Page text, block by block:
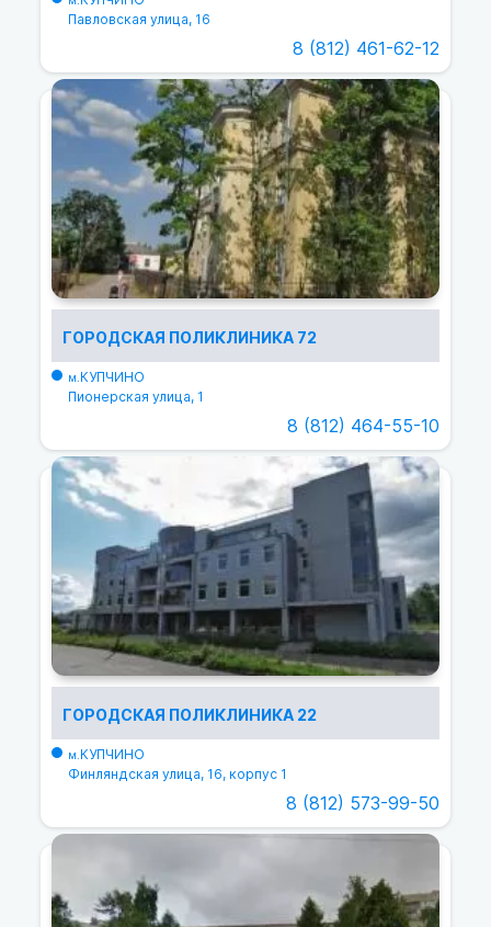
Павловская улица, 16
8 (812) 461-62-12
ГОРОДСКАЯ ПОЛИКЛИНИКА 72
м.КУПЧИНО
Пионерская улица, 1
8 (812) 464-55-10
ГОРОДСКАЯ ПОЛИКЛИНИКА 22
м.КУПЧИНО
Финляндская улица, 16, корпус 1
8 (812) 573-99-50